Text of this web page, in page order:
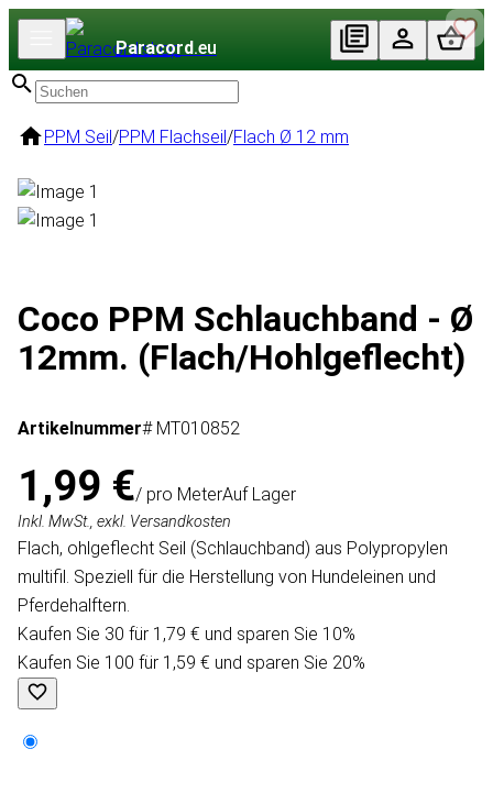
Paracord.eu
PPM Seil/PPM Flachseil/Flach Ø 12 mm
Coco PPM Schlauchband - Ø
12mm. (Flach/Hohlgeflecht)
Artikelnummer# MT010852
1,99 €/ pro MeterAuf Lager
Inkl. MwSt., exkl. Versandkosten
Flach, ohlgeflecht Seil (Schlauchband) aus Polypropylen
multifil. Speziell für die Herstellung von Hundeleinen und
Pferdehalftern.
Kaufen Sie 30 für 1,79 € und sparen Sie 10%
Kaufen Sie 100 für 1,59 € und sparen Sie 20%